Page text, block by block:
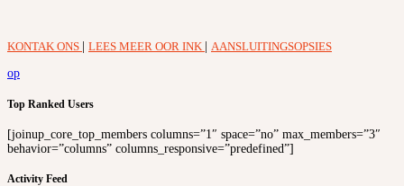
KONTAK ONS LEES MEER OOR INK
AANSLUITINGSOPSIES
op
Top Ranked Users
[joinup_core_top_members columns=”1″ space=”no” max_members=”3″
behavior=”columns” columns_responsive=”predefined”]
Activity Feed